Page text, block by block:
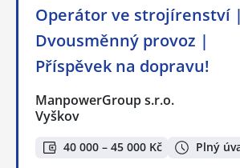
Operátor ve strojírenství |
Dvousměnný provoz |
Příspěvek na dopravu!
ManpowerGroup s.r.o.
Vyškov
40 000 – 45 000 Kč Plný